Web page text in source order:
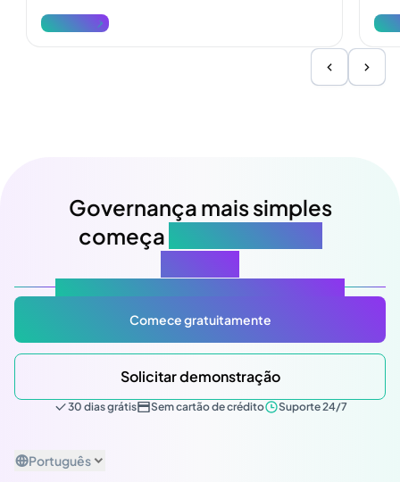
e atualize a fiscalização.
Ver mais
Ver
Governança mais simples
começa
Comece gratuitamente
Solicitar demonstração
30 dias grátis Sem cartão de crédito Suporte 24/7
Português